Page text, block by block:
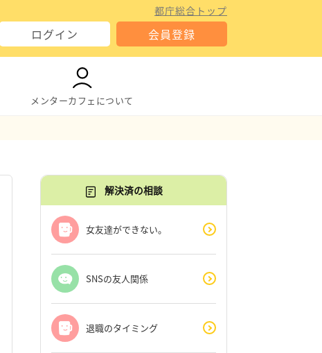
都庁総合トップ
ログイン 会員登録
メンターカフェについて
解決済の相談
女友達ができない。
SNSの友人関係
退職のタイミング